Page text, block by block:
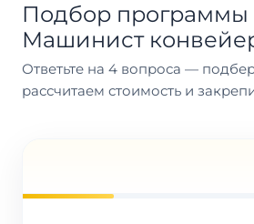
Подбор программы
Машинист
Ответьте на 4 вопроса —
рассчитаем стоимость и